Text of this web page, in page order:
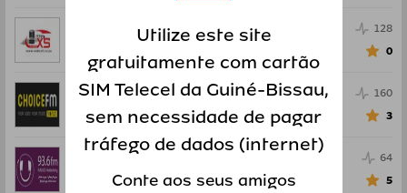
Radio X5 Stereo
128
0
Choice FM
Electro 0
160
3
Radio Helderberg
Notícias 0
64
5
Utilize este site
gratuitamente com cartão
SIM Telecel da Guiné-Bissau,
sem necessidade de pagar
tráfego de dados (internet)
Conte aos seus amigos